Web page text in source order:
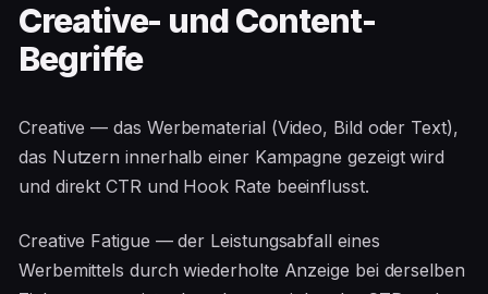
Creative- und Content-
Begriffe
Creative — das Werbematerial (Video, Bild oder Text),
das Nutzern innerhalb einer Kampagne gezeigt wird
und direkt CTR und Hook Rate beeinflusst.
Creative Fatigue — der Leistungsabfall eines
Werbemittels durch wiederholte Anzeige bei derselben